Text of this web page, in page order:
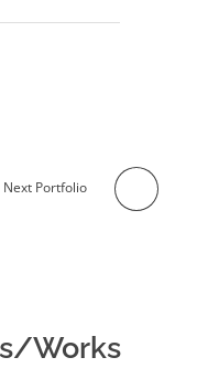
Next Portfolio
Works